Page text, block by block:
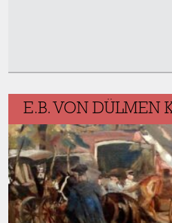
E.B. VON DÜLMEN